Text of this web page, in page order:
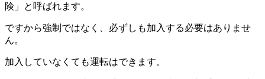
険」と呼ばれます。
ですから強制ではなく、必ずしも加入する必要はありませ
ん。
加入していなくても運転はできます。